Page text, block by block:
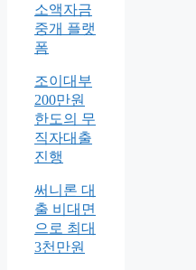
소액자금
중개 플랫
폼
조이대부
200만원
한도의 무
직자대출
진행
써니론 대
출 비대면
으로 최대
3천만원